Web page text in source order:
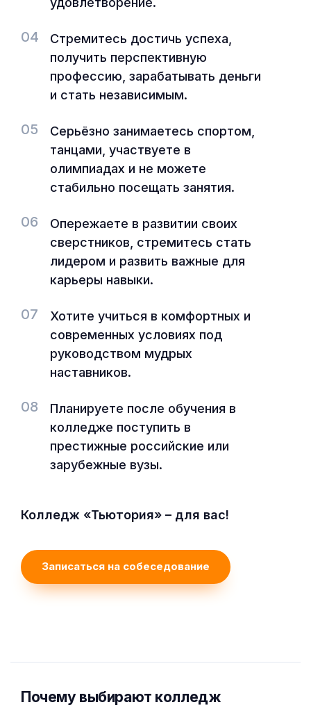
04
Стремитесь достичь успеха,
получить перспективную
профессию, зарабатывать деньги
и стать независимым.
05
Серьёзно занимаетесь спортом,
танцами, участвуете в
олимпиадах и не можете
стабильно посещать занятия.
06
Опережаете в развитии своих
сверстников, стремитесь стать
лидером и развить важные для
карьеры навыки.
07
Хотите учиться в комфортных и
современных условиях под
руководством мудрых
наставников.
08
Планируете после обучения в
колледже поступить в
престижные российские или
зарубежные вузы.
Колледж «Тьютория» – для вас!
Записаться на собеседование
Почему выбирают колледж